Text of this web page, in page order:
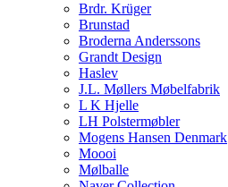
Brdr. Krüger
Brunstad
Broderna Anderssons
Grandt Design
Haslev
J.L. Møllers Møbelfabrik
L K Hjelle
LH Polstermøbler
Mogens Hansen Denmark
Moooi
Mølballe